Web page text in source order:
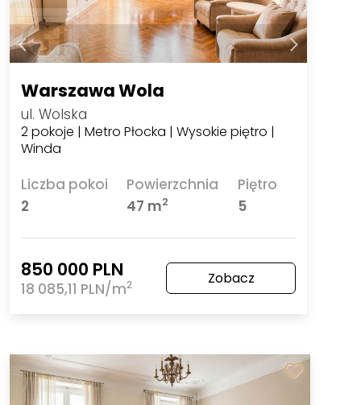
Warszawa Wola
ul. Wolska
2 pokoje | Metro Płocka | Wysokie piętro |
Winda
Liczba pokoi
2
Powierzchnia
47 m2
Piętro
5
850 000 PLN
18 085,11 PLN/m2 Zobacz